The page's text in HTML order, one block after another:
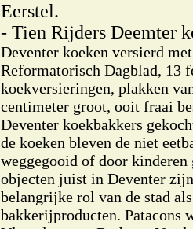
Eerstel.
- Tien Rijders Deemter
Deventer koeken versierd
Reformatorisch Dagblad, 13
koekversieringen, plakken
centimeter groot, ooit fraai
Deventer koekbakkers
de koeken bleven de niet
weggegooid of door kinderen
objecten juist in Deventer
belangrijke rol van de stad
bakkerijproducten. Patacons